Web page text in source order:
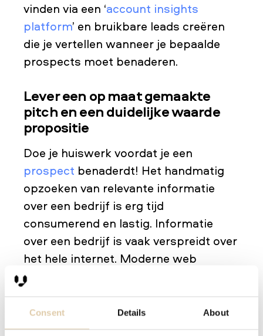
Consent Details About
vinden via een ‘account insights
platform’ en bruikbare leads creëren
die je vertellen wanneer je bepaalde
prospects moet benaderen.
Lever een op maat gemaakte
pitch en een duidelijke waarde
propositie
Doe je huiswerk voordat je een
prospect benaderdt! Het handmatig
opzoeken van relevante informatie
over een bedrijf is erg tijd
consumerend en lastig. Informatie
over een bedrijf is vaak verspreidt over
het hele internet. Moderne web
indexing technologieën verzamelen
uit miljoenen bronnen. In
bijvoorbeeld, leest slimme machine